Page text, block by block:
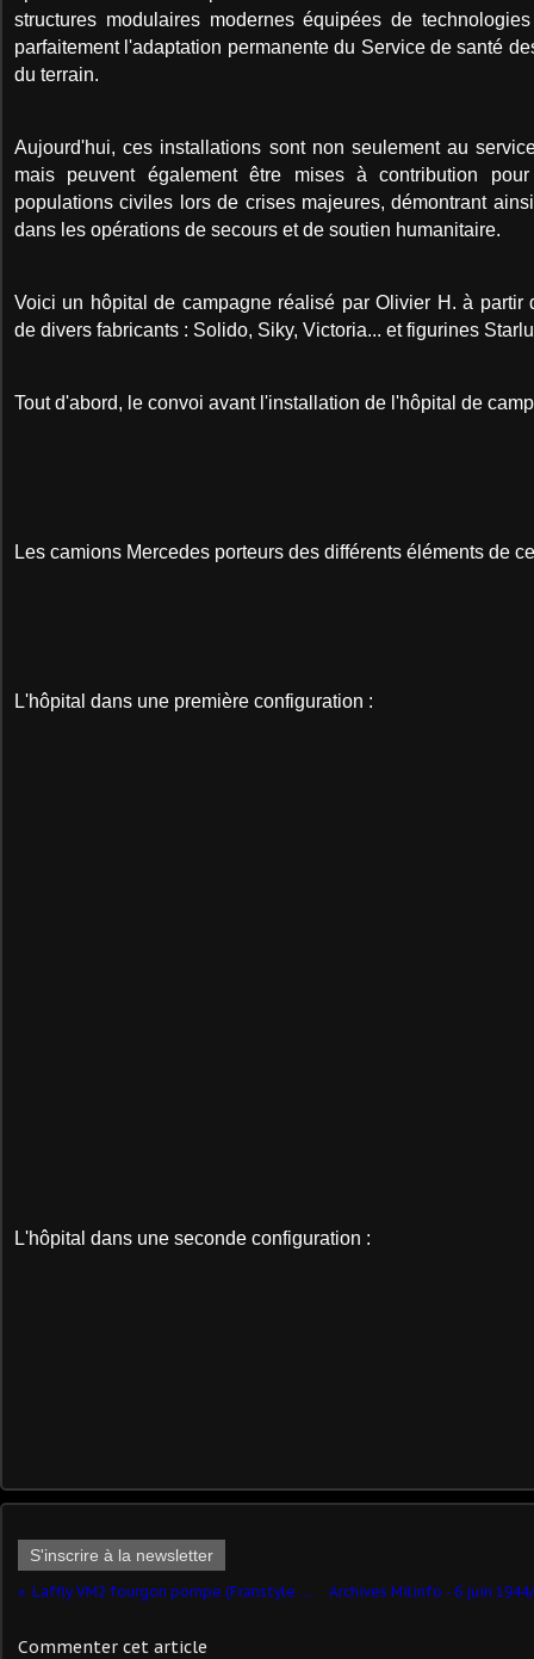
structures modulaires modernes équipées de
parfaitement l'adaptation permanente du Service de santé
du terrain.
Aujourd'hui, ces installations sont non seulement au
mais peuvent également être mises à contribution
populations civiles lors de crises majeures, démontrant
dans les opérations de secours et de soutien humanitaire.
Voici un hôpital de campagne réalisé par Olivier H. à partir
de divers fabricants : Solido, Siky, Victoria... et figurines
Tout d'abord, le convoi avant l'installation de l'hôpital de
Les camions Mercedes porteurs des différents éléments de
L'hôpital dans une première configuration :
L'hôpital dans une seconde configuration :
S'inscrire à la newsletter
Laffly VM2 fourgon pompe (Franstyle - 1/43)
Commenter cet article